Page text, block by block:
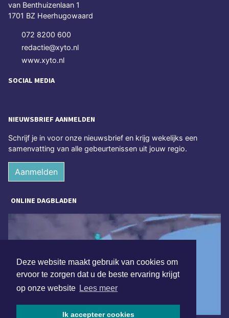
Deze website maakt gebruik van cookies om
ervoor te zorgen dat u de beste ervaring krijgt
op onze website Lees meer
Ik accepteer cookies
van Benthuizenlaan 1
1701 BZ Heerhugowaard
072 8200 600
redactie@xyto.nl
www.xyto.nl
SOCIAL MEDIA
NIEUWSBRIEF AANMELDEN
Schrijf je in voor onze nieuwsbrief en krijg wekelijks een
samenvatting van alle gebeurtenissen uit jouw regio.
Aanmelden
ONLINE DAGBLADEN